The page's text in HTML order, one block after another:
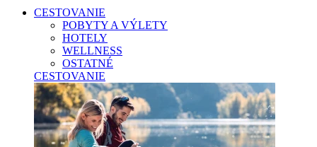
CESTOVANIE
POBYTY A VÝLETY
HOTELY
WELLNESS
OSTATNÉ
CESTOVANIE